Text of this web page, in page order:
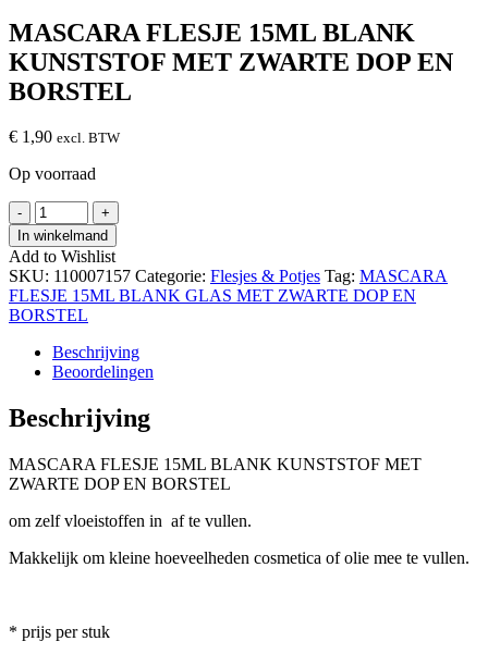
MASCARA FLESJE 15ML BLANK
KUNSTSTOF MET ZWARTE DOP EN
BORSTEL
€ 1,90 excl. BTW
Op voorraad
-
MASCARA
FLESJE
15ML
BLANK
KUNSTSTOF
MET
ZWARTE
DOP
EN
BORSTEL
hoeveelheid
+
In winkelmand
Add to Wishlist
SKU: 110007157 Categorie: Flesjes & Potjes Tag: MASCARA
FLESJE 15ML BLANK GLAS MET ZWARTE DOP EN
BORSTEL
Beschrijving
Beoordelingen
Beschrijving
MASCARA FLESJE 15ML BLANK KUNSTSTOF MET
ZWARTE DOP EN BORSTEL
om zelf vloeistoffen in af te vullen.
Makkelijk om kleine hoeveelheden cosmetica of olie mee te vullen.
* prijs per stuk